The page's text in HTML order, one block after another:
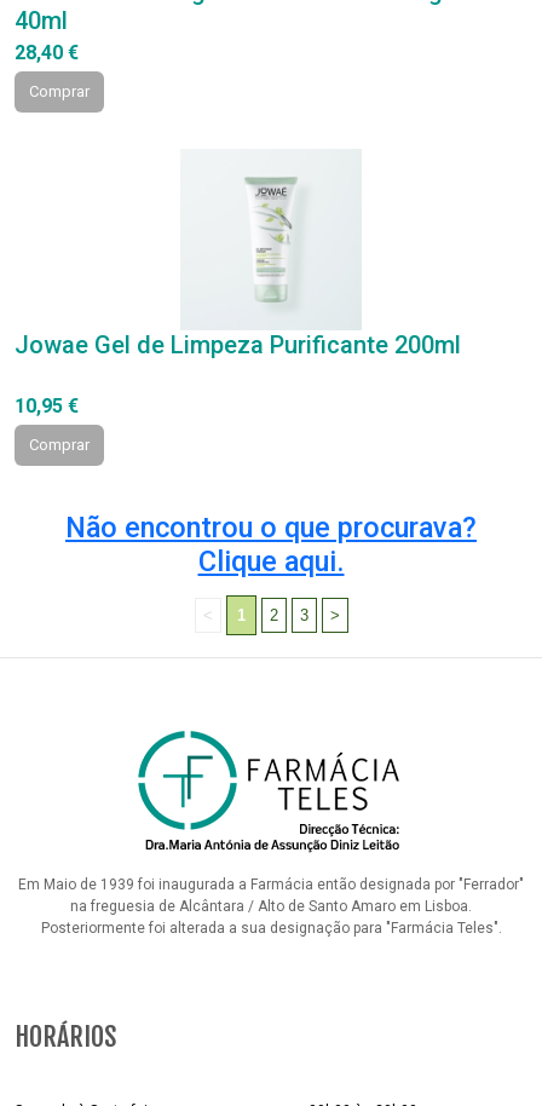
40ml
28,40 €
Comprar
Jowae Gel de Limpeza Purificante 200ml
10,95 €
Comprar
Não encontrou o que procurava?
Clique aqui.
< 1 2 3 >
Em Maio de 1939 foi inaugurada a Farmácia então designada por "Ferrador"
na freguesia de Alcântara / Alto de Santo Amaro em Lisboa.
Posteriormente foi alterada a sua designação para "Farmácia Teles".
HORÁRIOS